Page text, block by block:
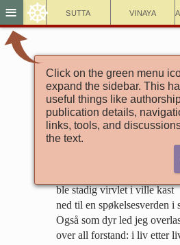
Sutta Vinaya
≡ ☸
Click on the green menu
expand the sidebar. This
useful things like
publication details,
links, tools, and
the text.
Brødrenes
Sanger med tre
3.14. En
Jeg reiste langt, i liv etter
jeg kjenner helvetes uhygge,
ble stadig virvlet i ville kast
ned til en spøkelsesverden i
Også som dyr led jeg
over all forstand: i liv etter